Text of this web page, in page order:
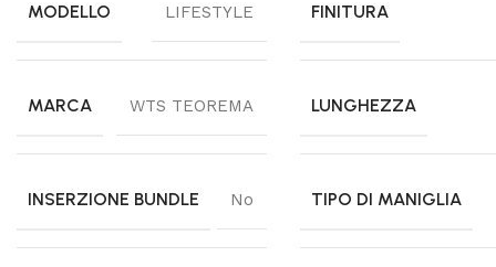
MODELLO LIFESTYLE FINITURA
MARCA WTS TEOREMA LUNGHEZZA
INSERZIONE BUNDLE No TIPO DI MANIGLIA